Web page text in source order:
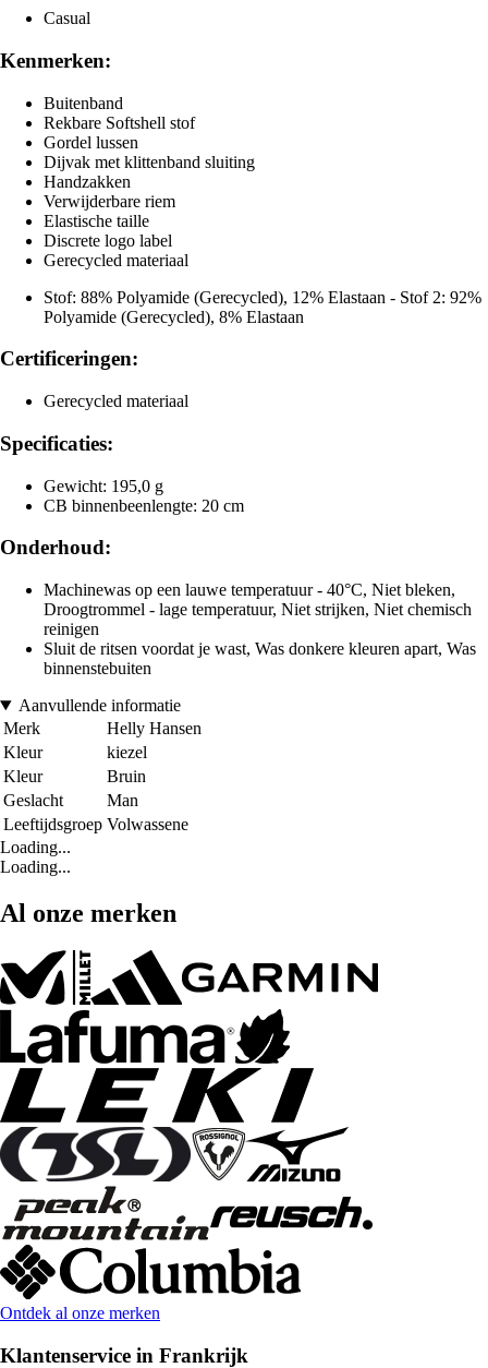
Casual
Kenmerken:
Buitenband
Rekbare Softshell stof
Gordel lussen
Dijvak met klittenband sluiting
Handzakken
Verwijderbare riem
Elastische taille
Discrete logo label
Gerecycled materiaal
Stof: 88% Polyamide (Gerecycled), 12% Elastaan - Stof 2: 92%
Polyamide (Gerecycled), 8% Elastaan
Certificeringen:
Gerecycled materiaal
Specificaties:
Gewicht: 195,0 g
CB binnenbeenlengte: 20 cm
Onderhoud:
Machinewas op een lauwe temperatuur - 40°C, Niet bleken,
Droogtrommel - lage temperatuur, Niet strijken, Niet chemisch
reinigen
Sluit de ritsen voordat je wast, Was donkere kleuren apart, Was
binnenstebuiten
Aanvullende informatie
Merk
Helly Hansen
Kleur
kiezel
Kleur
Bruin
Geslacht
Man
Leeftijdsgroep Volwassene
Loading...
Loading...
Al onze merken
Ontdek al onze merken
Klantenservice in Frankrijk